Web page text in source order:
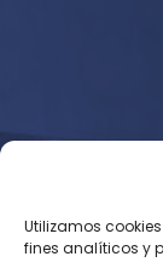
Utilizamos
fines analíticos y